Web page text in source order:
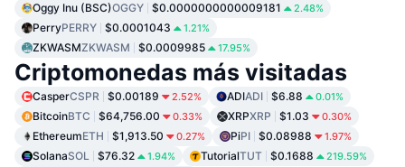
Oggy Inu (BSC)OGGY $0.0000000000009181 2.48%
PerryPERRY $0.0001043 1.21%
ZKWASMZKWASM $0.0009985 17.95%
Criptomonedas más visitadas
CasperCSPR $0.00189 2.52% ADIADI $6.88 0.01%
BitcoinBTC $64,756.00 0.33% XRPXRP $1.03 0.30%
EthereumETH $1,913.50 0.27% PiPI $0.08988 1.97%
SolanaSOL $76.32 1.94% TutorialTUT $0.1688 219.59%